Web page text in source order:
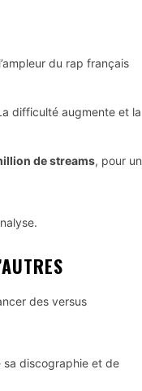
du rap français
difficulté augmente et la
de streams, pour un
des versus
sa discographie et de